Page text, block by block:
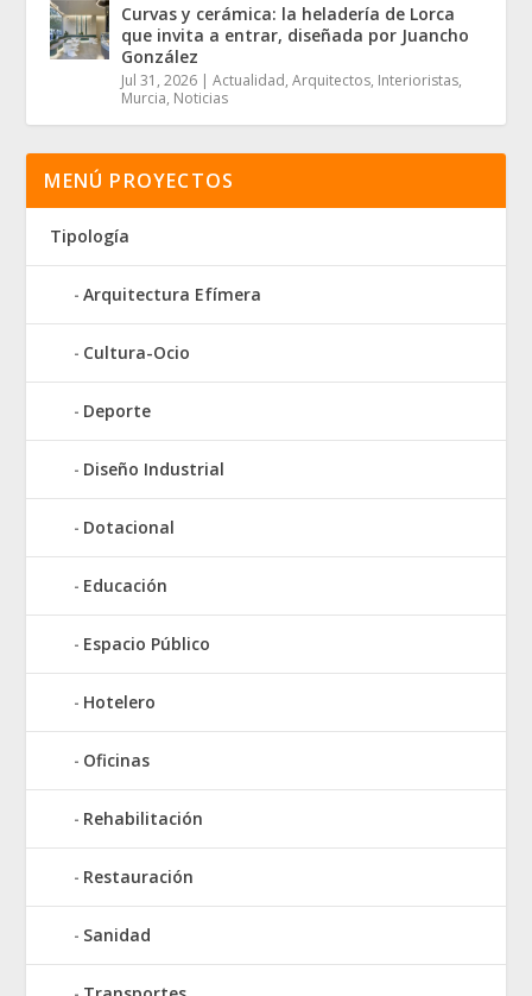
Curvas y cerámica: la heladería de Lorca
que invita a entrar, diseñada por Juancho
González
Jul 31, 2026 |Actualidad,Arquitectos, Interioristas,
Murcia, Noticias
MENÚ PROYECTOS
Tipología
Arquitectura Efímera
Cultura-Ocio
Deporte
Diseño Industrial
Dotacional
Educación
Espacio Público
Hotelero
Oficinas
Rehabilitación
Restauración
Sanidad